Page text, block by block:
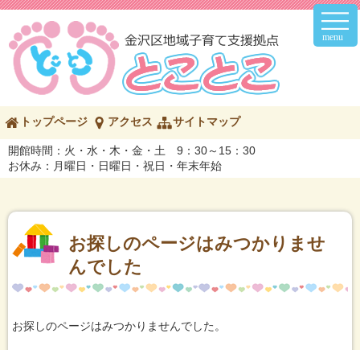
メ
メ
の
ペ
ー
ジ
容
トップページ アクセス サイトマップ
開館時間：火・水・木・金・土 9：30～15：30
お休み：月曜日・日曜日・祝日・年末年始
お探しのページはみつかりませ
んでした
お探しのページはみつかりませんでした。